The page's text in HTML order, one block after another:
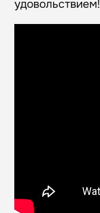
удовольствием!